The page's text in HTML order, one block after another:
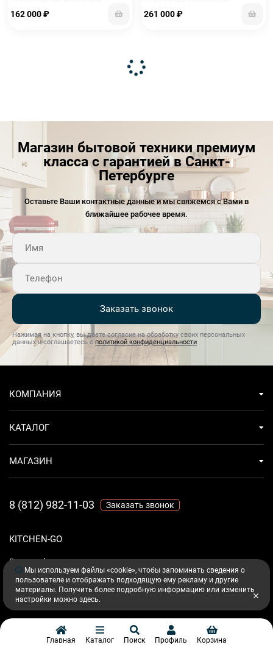
162 000₽ 261 000₽
Магазин бытовой техники премиум
класса с гарантией в Санкт-
Петербурге
Оставьте Ваши контактные данные и мы свяжемся с Вами в
ближайшее рабочее время.
Заказать звонок
Нажимая на кнопку, вы даете согласие на обработку своих персональных
данных и соглашаетесь с политикой конфиденциальности
KITCHEN-GO
Ваш комфорт - дело техники.
КОМПАНИЯ
КАТАЛОГ
МАГАЗИН
8 (812) 982-11-03 Заказать звонок
Главная Каталог Поиск Профиль Корзина
Мы используем файлы «cookie», чтобы запоминать сведения о
пользователе и отображать подходящую ему рекламу и другие
материалы. Получить более подробную информацию или изменить
настройки можно здесь.